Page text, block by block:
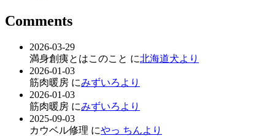
Comments
2026-03-29
満身創痍とはこのこと に北海道犬より
2026-01-03
筋肉暖房 にみずいろより
2026-01-03
筋肉暖房 にみずいろより
2025-09-03
カウベル修理 にやっ ちんより